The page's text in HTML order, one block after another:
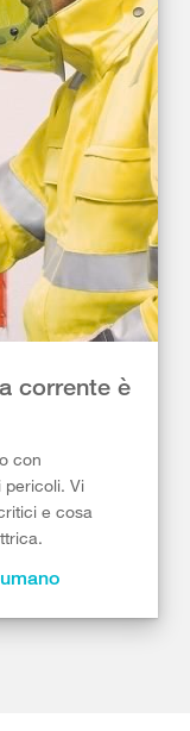
corrente è
con
pericoli. Vi
e cosa